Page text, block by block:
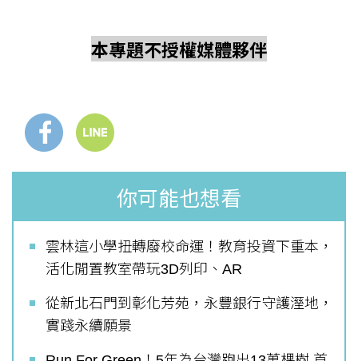
本專題不授權媒體夥伴
你可能也想看
雲林這小學扭轉廢校命運！教育投資下重本，
活化閒置教室帶玩3D列印、AR
從新北石門到彰化芳苑，永豐銀行守護溼地，
實踐永續願景